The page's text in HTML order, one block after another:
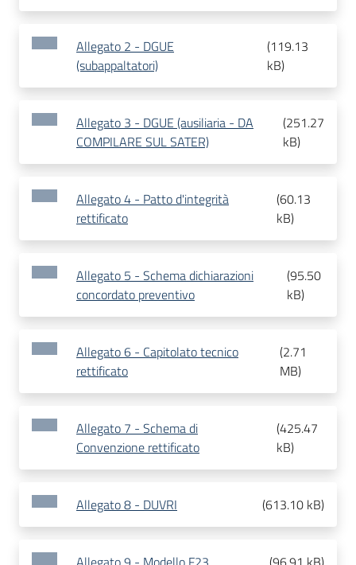
Allegato 2 - DGUE
(subappaltatori)
(119.13
kB)
Allegato 3 - DGUE (ausiliaria - DA
COMPILARE SUL SATER)
(251.27
kB)
Allegato 4 - Patto d'integrità
rettificato
(60.13
kB)
Allegato 5 - Schema dichiarazioni
concordato preventivo
(95.50
kB)
Allegato 6 - Capitolato tecnico
rettificato
(2.71
MB)
Allegato 7 - Schema di
Convenzione rettificato
(425.47
kB)
Allegato 8 - DUVRI (613.10 kB)